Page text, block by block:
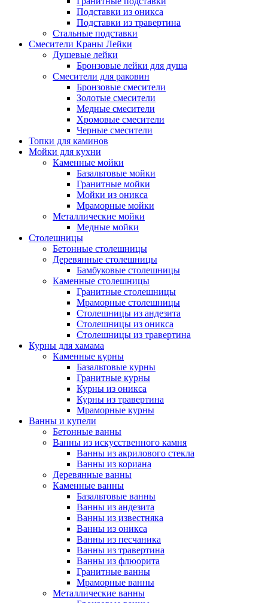
Подставки из оникса
Подставки из травертина
Стальные подставки
Смесители Краны Лейки
Душевые лейки
Бронзовые лейки для душа
Смесители для раковин
Бронзовые смесители
Золотые смесители
Медные смесители
Хромовые смесители
Черные смесители
Топки для каминов
Мойки для кухни
Каменные мойки
Базальтовые мойки
Гранитные мойки
Мойки из оникса
Мраморные мойки
Металлические мойки
Медные мойки
Столешницы
Бетонные столешницы
Деревянные столешницы
Бамбуковые столешницы
Каменные столешницы
Гранитные столешницы
Мраморные столешницы
Столешницы из андезита
Столешницы из оникса
Столешницы из травертина
Курны для хамама
Каменные курны
Базальтовые курны
Гранитные курны
Курны из оникса
Курны из травертина
Мраморные курны
Ванны и купели
Бетонные ванны
Ванны из искусственного камня
Ванны из акрилового стекла
Ванны из кориана
Деревянные ванны
Каменные ванны
Базальтовые ванны
Ванны из андезита
Ванны из известняка
Ванны из оникса
Ванны из песчаника
Ванны из травертина
Ванны из флюорита
Гранитные ванны
Мраморные ванны
Металлические ванны